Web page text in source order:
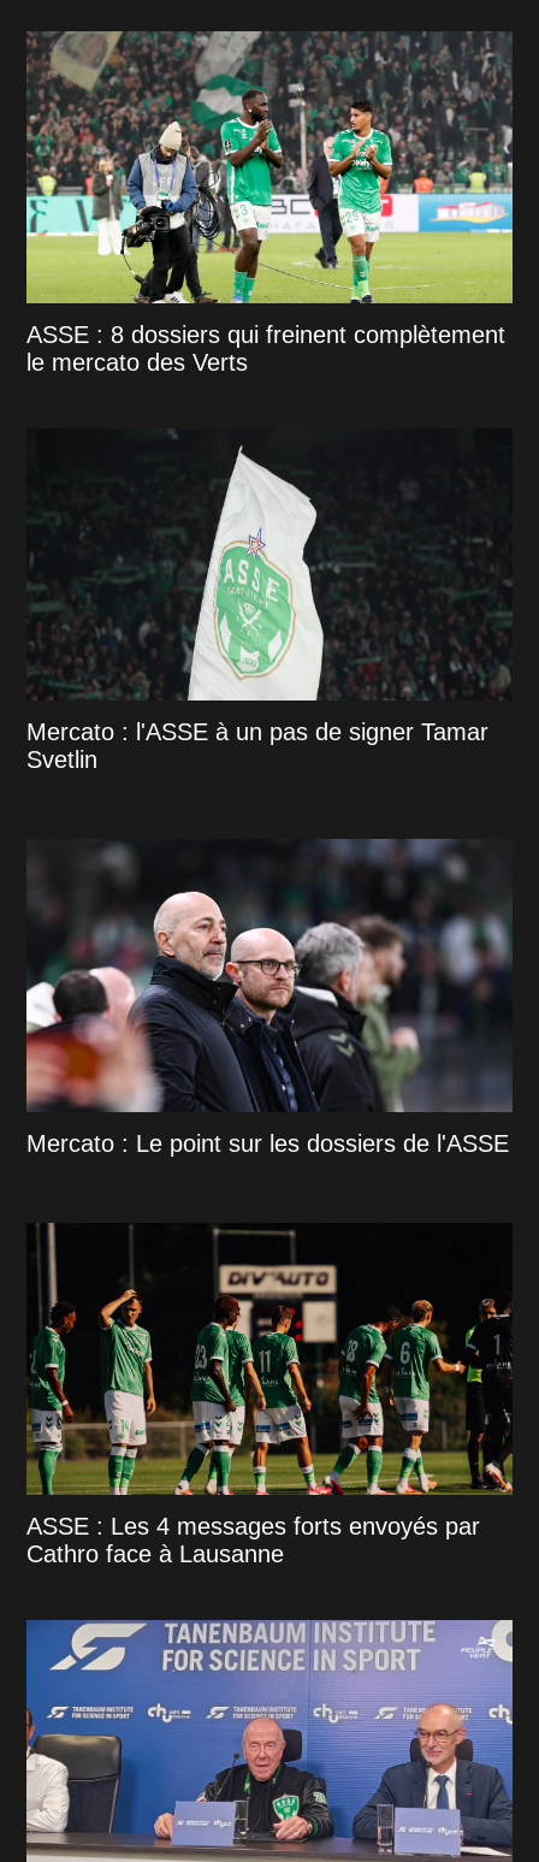
ASSE : 8 dossiers qui freinent complètement
le mercato des Verts
Mercato : l'ASSE à un pas de signer Tamar
Svetlin
Mercato : Le point sur les dossiers de l'ASSE
ASSE : Les 4 messages forts envoyés par
Cathro face à Lausanne